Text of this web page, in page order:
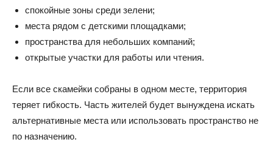
спокойные зоны среди зелени;
места рядом с детскими площадками;
пространства для небольших компаний;
открытые участки для работы или чтения.
Если все скамейки собраны в одном месте, территория
теряет гибкость. Часть жителей будет вынуждена искать
альтернативные места или использовать пространство не
по назначению.